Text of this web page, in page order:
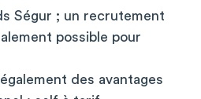
Ségur ; un recrutement
possible pour
des avantages